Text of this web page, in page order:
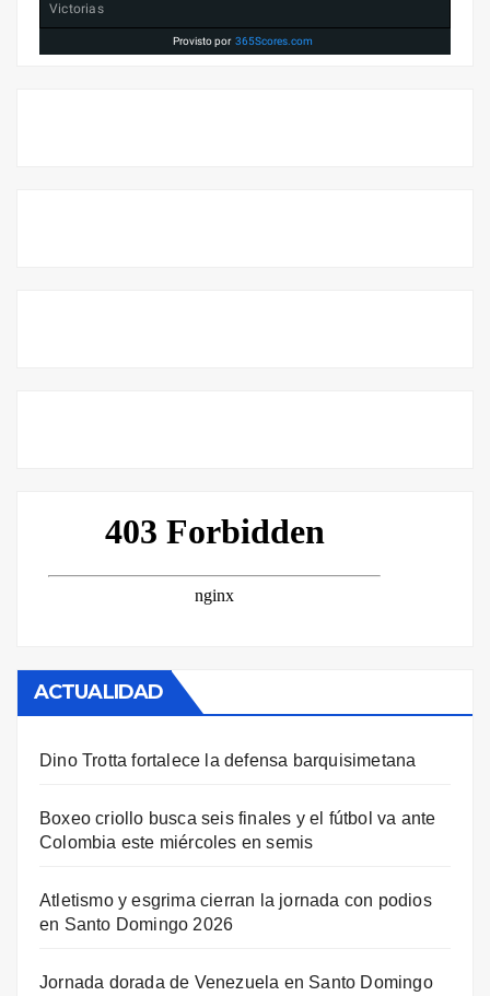
Victorias
Provisto por 365Scores.com
ACTUALIDAD
Dino Trotta fortalece la defensa barquisimetana
Boxeo criollo busca seis finales y el fútbol va ante
Colombia este miércoles en semis
Atletismo y esgrima cierran la jornada con podios
en Santo Domingo 2026
Jornada dorada de Venezuela en Santo Domingo